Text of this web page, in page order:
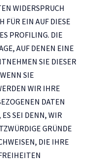
WIDERSPRUCH
FÜR EIN AUF DIESE
PROFILING. DIE
AUF DENEN EINE
SIE DIESER
SIE
WIR IHRE
DATEN
SEI DENN, WIR
GRÜNDE
DIE IHRE